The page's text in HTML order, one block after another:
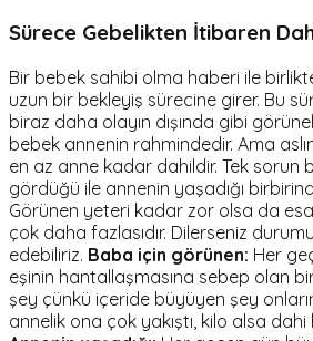
Sürece Gebelikten İtibaren
Bir bebek sahibi olma haberi ile
uzun bir bekleyiş sürecine girer. Bu
biraz daha olayın dışında gibi
bebek annenin rahmindedir. Ama
en az anne kadar dahildir. Tek sorun
gördüğü ile annenin yaşadığı
Görünen yeteri kadar zor olsa da
çok daha fazlasıdır. Dilerseniz
edebiliriz. Baba için görünen: Her
eşinin hantallaşmasına sebep olan
şey çünkü içeride büyüyen şey
annelik ona çok yakıştı, kilo alsa